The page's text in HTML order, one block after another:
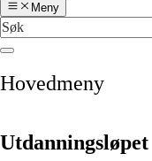
Meny
Hovedmeny
Utdanningsløpet